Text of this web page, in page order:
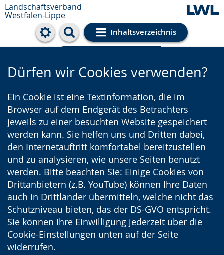
Landschaftsverband
Westfalen-Lippe
Inhaltsverzeichnis
Cookie-Einstellungen
Dürfen wir Cookies verwenden?
Ein Cookie ist eine Textinformation, die im
Browser auf dem Endgerät des Betrachters
jeweils zu einer besuchten Website gespeichert
werden kann. Sie helfen uns und Dritten dabei,
den Internetauftritt komfortabel bereitzustellen
und zu analysieren, wie unsere Seiten benutzt
werden. Bitte beachten Sie: Einige Cookies von
Drittanbietern (z.B. YouTube) können Ihre Daten
auch in Drittländer übermitteln, welche nicht das
Schutzniveau bieten, das der DS-GVO entspricht.
Sie können Ihre Einwilligung jederzeit über die
Cookie-Einstellungen unten auf der Seite
widerrufen.